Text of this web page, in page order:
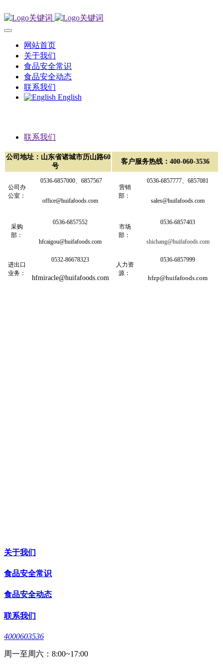
网站首页
关于我们
食品安全常识
食品安全动态
联系我们
English
联系我们
公司地址：山东省诸城市历山路60
号
客户服务热线：400-060-3536
公司办
公室：
0536-6857000、 6857567
营销
部：
0536-6857777、6857081
office@huifafoods.com sales@huifafoods.com
采购
部：
0536-6857552
市场
部：
0536-6857403
hfcaigou@huifafoods.com shichang@huifafoods.com
进出口
业务：
0532-86678323
人力资
源：
0536-6857999
hfmiracle@huifafoods.com hfzp@huifafoods.com
关于我们
食品安全常识
食品安全动态
联系我们
4000603536
周一至周六：8:00~17:00